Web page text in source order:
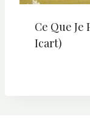
Ce Que Je
Icart)